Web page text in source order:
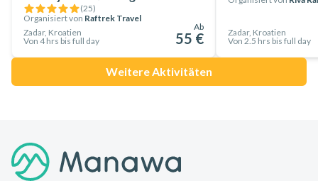
(25)
Organisiert von Raftrek Travel
Zadar, Kroatien
Von 4 hrs bis full day
Ab
55 €
Zadar, Kroatien
Von 2.5 hrs bis full day
Weitere Aktivitäten